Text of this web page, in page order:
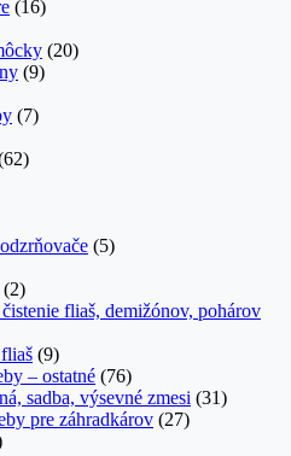
(16)
(20)
(9)
(7)
(5)
(2)
fliaš, demižónov, pohárov
(9)
– ostatné (76)
sadba, výsevné zmesi (31)
pre záhradkárov (27)